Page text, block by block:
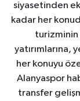
siyasetinden
kadar her
turizminin
her konuyu
Alanyaspor
transfer